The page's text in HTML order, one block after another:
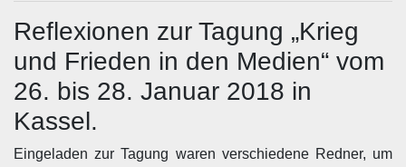
Reflexionen zur Tagung „Krieg
und Frieden in den Medien“ vom
26. bis 28. Januar 2018 in
Kassel.
Eingeladen zur Tagung waren verschiedene Redner, um